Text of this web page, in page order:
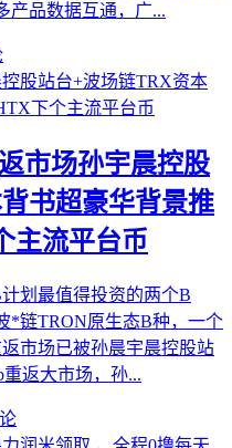
产品数据互通，广...
市场孙宇晨控股
书超豪华背景推
主流平台币
划最值得投资的两个B
*链TRON原生态B种，一个
市场已被孙晨宇晨控股站
返大市场，孙...